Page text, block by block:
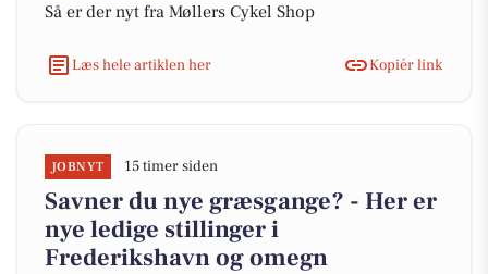
Så er der nyt fra Møllers Cykel Shop
Læs hele artiklen her Kopiér link
JOBNYT 15 timer siden
Savner du nye græsgange? - Her er
nye ledige stillinger i
Frederikshavn og omegn